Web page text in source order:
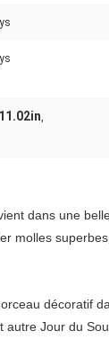
,
dans une
molles
décoratif
autre Jour du